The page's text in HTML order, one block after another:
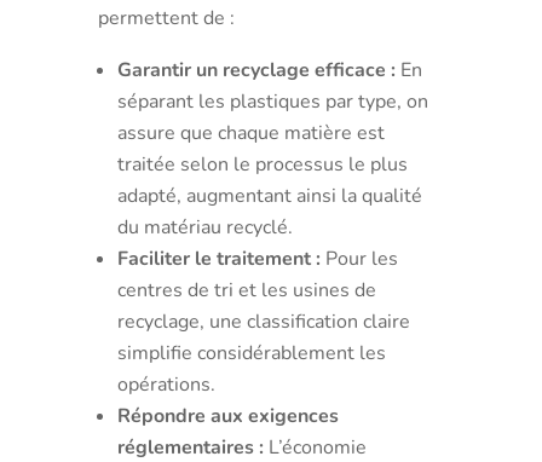
permettent de :
Garantir un recyclage efficace : En
séparant les plastiques par type, on
assure que chaque matière est
traitée selon le processus le plus
adapté, augmentant ainsi la qualité
du matériau recyclé.
Faciliter le traitement : Pour les
centres de tri et les usines de
recyclage, une classification claire
simplifie considérablement les
opérations.
Répondre aux exigences
réglementaires : L’économie